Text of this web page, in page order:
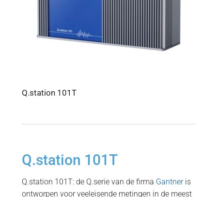
Q.station 101T
Q.station 101T
Q.station 101T: de Q.serie van de firma Gantneris
ontworpen voor veeleisende metingen in de meest